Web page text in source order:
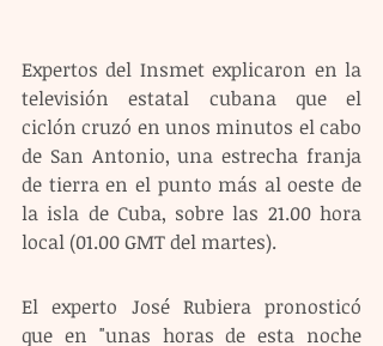
Expertos del Insmet explicaron en la
televisión estatal cubana que el
ciclón cruzó en unos minutos el cabo
de San Antonio, una estrecha franja
de tierra en el punto más al oeste de
la isla de Cuba, sobre las 21.00 hora
local (01.00 GMT del martes).
El experto José Rubiera pronosticó
que en "unas horas de esta noche